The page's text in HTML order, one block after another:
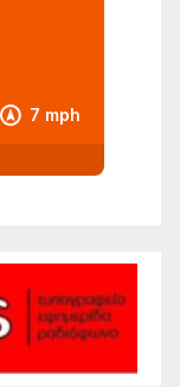
7 mph